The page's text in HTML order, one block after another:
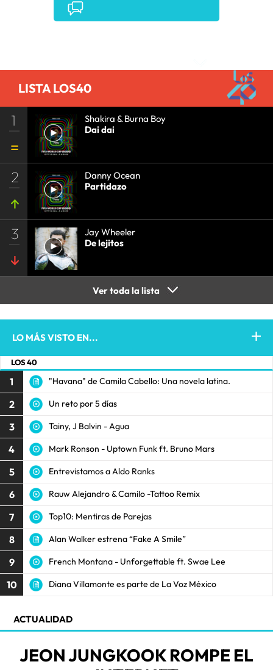
LISTA LOS40
1
Shakira & Burna Boy
Dai dai
2
Danny Ocean
Partidazo
3
Jay Wheeler
De lejitos
Ver toda la lista
LO MÁS VISTO EN...
LOS 40
1 "Havana" de Camila Cabello: Una novela latina.
2 Un reto por 5 días
3 Tainy, J Balvin - Agua
4 Mark Ronson - Uptown Funk ft. Bruno Mars
5 Entrevistamos a Aldo Ranks
6 Rauw Alejandro & Camilo -Tattoo Remix
7 Top10: Mentiras de Parejas
8 Alan Walker estrena “Fake A Smile”
9 French Montana - Unforgettable ft. Swae Lee
10 Diana Villamonte es parte de La Voz México
ACTUALIDAD
JEON JUNGKOOK ROMPE EL